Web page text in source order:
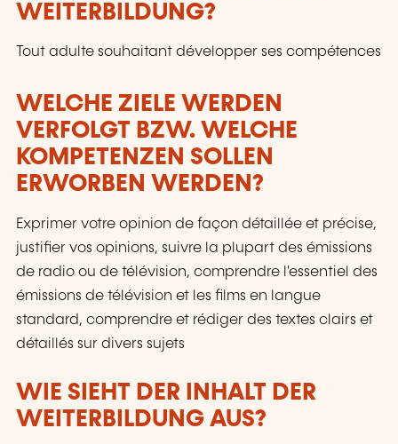
WEITERBILDUNG?
Tout adulte souhaitant développer ses compétences
WELCHE ZIELE WERDEN
VERFOLGT BZW. WELCHE
KOMPETENZEN SOLLEN
ERWORBEN WERDEN?
Exprimer votre opinion de façon détaillée et précise,
justifier vos opinions, suivre la plupart des émissions
de radio ou de télévision, comprendre l'essentiel des
émissions de télévision et les films en langue
standard, comprendre et rédiger des textes clairs et
détaillés sur divers sujets
WIE SIEHT DER INHALT DER
WEITERBILDUNG AUS?